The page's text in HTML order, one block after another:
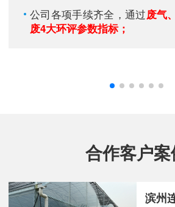
公司各项手续齐全，通过废气
废4大环评参数指标；
合作客户
滨州